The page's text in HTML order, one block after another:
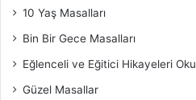
10 Yaş Masalları
Bin Bir Gece Masalları
Eğlenceli ve Eğitici Hikayeleri Oku
Güzel Masallar